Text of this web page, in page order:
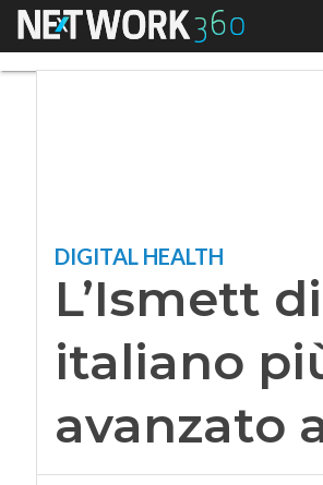
Menu
DIGITAL HEALTH
L’Ismett
italiano
avanzato